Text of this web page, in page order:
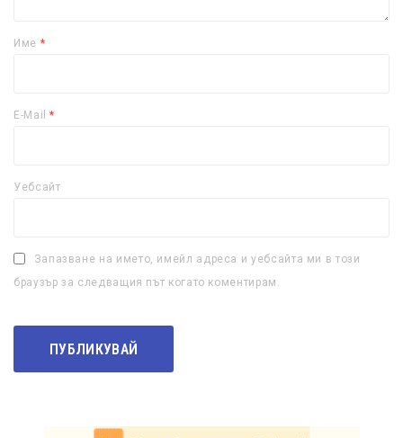
Име *
E-Mail*
Уебсайт
Запазване на името, имейл адреса и уебсайта ми в този
браузър за следващия път когато коментирам.